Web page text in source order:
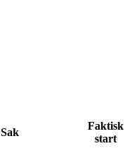
Sak
Faktisk
start